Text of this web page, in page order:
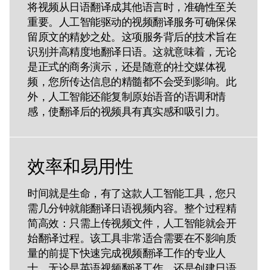
将视频从日语翻译成其他语言时，准确性至关
重要。人工智能驱动的视频翻译服务可确保保
留原文的精妙之处。这项服务背后的技术旨在
识别并高精度地翻译日语。这就意味着，无论
是正式的商务演示，还是随意的社交媒体视
频，您所传达信息的精髓都不会受到影响。此
外，人工智能还能复制原始语音的语调和情
感，使翻译后的视频具有真实感和吸引力。
效率和易用性
时间就是生命，有了这款人工智能工具，您只
需几分钟就能翻译日语视频内容。整个过程精
简高效：只需上传视频文件，人工智能就会开
始翻译过程。该工具非常适合需要在不影响质
量的前提下快速完成视频翻译工作的专业人